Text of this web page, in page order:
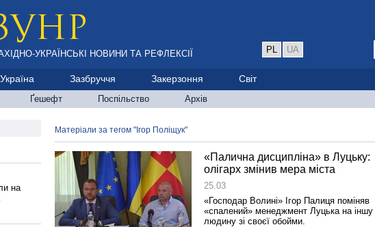
УКРАЇНСЬКІ НОВИНИ ТА РЕФЛЕКСІЇ PL UA
Зазбруччя Закерзоння Світ
Ґешефт Поспільство Архів
на
Матеріали за тегом "Ігор Поліщук"
«Палична дисципліна» в Луцьку:
олігарх змінив мера міста
25.03
«Господар Волині» Ігор Палиця поміняв
«спалений» менеджмент Луцька на іншу
людину зі своєї обойми.